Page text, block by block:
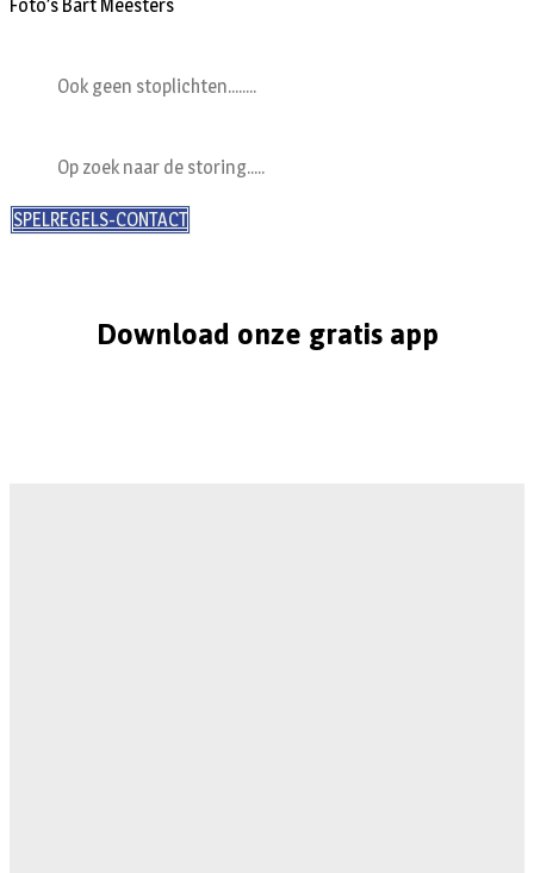
Foto’s Bart Meesters
Ook geen stoplichten........
Op zoek naar de storing.....
SPELREGELS-CONTACT
Download onze gratis app